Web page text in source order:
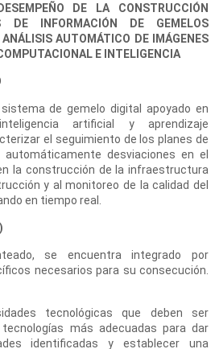
DE LA CONSTRUCCIÓN
DE INFORMACIÓN DE GEMELOS
AUTOMÁTICO DE IMÁGENES
E INTELIGENCIA
de gemelo digital apoyado en
artificial y aprendizaje
el seguimiento de los planes de
desviaciones en el
la construcción de la infraestructura
y al monitoreo de la calidad del
en tiempo real.
se encuentra integrado por
necesarios para su consecución.
tecnológicas que deben ser
más adecuadas para dar
identificadas y establecer una